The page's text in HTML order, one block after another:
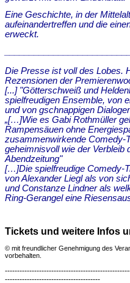
Eine Geschichte, in der
aufeinandertreffen und die
erweckt.
Die Presse ist voll des Lobes.
Rezensionen der
[...] "Götterschweiß und
spielfreudigen Ensemble, von
und von gschnappigen
„[…]Wie es Gabi Rothmüller
Rampensäuen ohne
zusammenwirkende Comedy-
geheimnisvoll wie der
Abendzeitung"
[…]Die spielfreudige Comedy-
von Alexander Liegl als von
und Constanze Lindner als
Ring-Gerangel eine
Tickets und weitere Infos
© mit freundlicher Genehmigung des
vorbehalten.
---------------------------------------